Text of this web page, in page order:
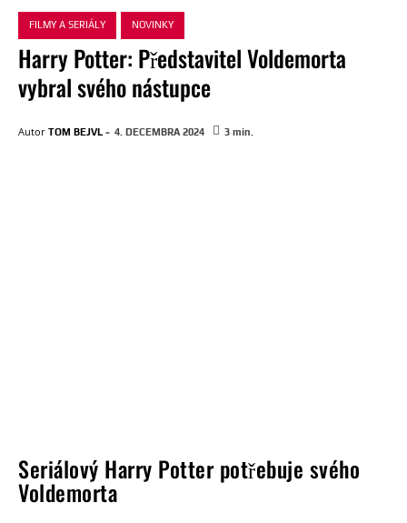
FILMY A SERIÁLY NOVINKY
Harry Potter: Představitel Voldemorta
vybral svého nástupce
Autor TOM BEJVL - 4. DECEMBRA 2024 3 min.
Seriálový Harry Potter potřebuje svého
Voldemorta